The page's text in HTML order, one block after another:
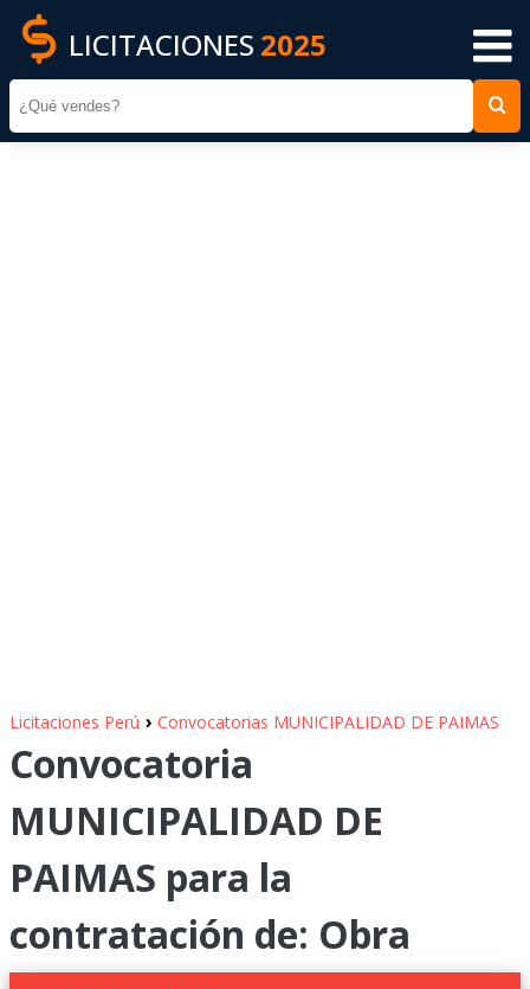
LICITACIONES 2025
Licitaciones Perú › Convocatorias MUNICIPALIDAD DE PAIMAS
Convocatoria
MUNICIPALIDAD DE
PAIMAS para la
contratación de: Obra